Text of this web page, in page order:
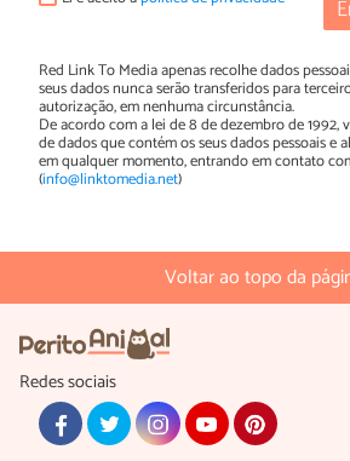
Red Link To Media apenas recolhe dados
seus dados nunca serão transferidos para
autorização, em nenhuma circunstância.
De acordo com a lei de 8 de dezembro de 1992,
de dados que contém os seus dados pessoais e
em qualquer momento, entrando em contato
(info@linktomedia.net)
Voltar ao topo da
Redes sociais